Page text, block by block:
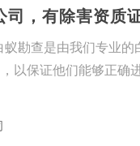
司，有除害资质
勘查是由我们专业
以保证他们能够正确